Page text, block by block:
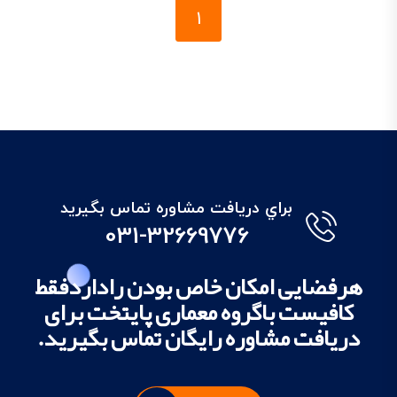
1
براي دريافت مشاوره تماس بگيريد
031-32669776
هرفضایی امکان خاص بودن راداردفقط
کافیست باگروه معماری پایتخت برای
دریافت مشاوره رایگان تماس بگیرید.